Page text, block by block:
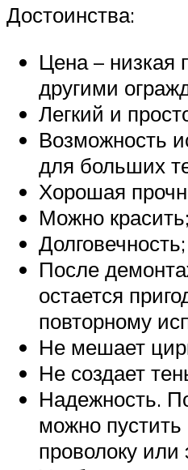
Достоинства:
Цена – низкая
другими
Легкий и
Возможность
для больших
Хорошая
Можно красить;
Долговечность;
После
остается
повторному
Не мешает
Не создает
Надежность.
можно
проволоку или